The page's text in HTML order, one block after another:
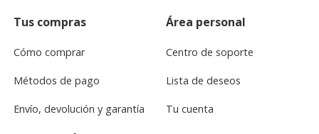
Tus compras
Cómo comprar
Métodos de pago
Envío, devolución y garantía
Área personal
Centro de soporte
Lista de deseos
Tu cuenta